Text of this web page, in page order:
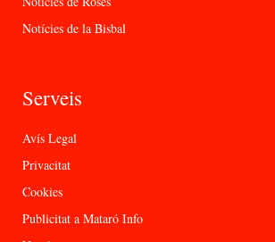
Notícies de la Bisbal
Serveis
Avís Legal
Privacitat
Cookies
Publicitat a Mataró Info